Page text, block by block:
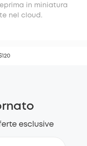
in miniatura
nel cloud.
esclusive